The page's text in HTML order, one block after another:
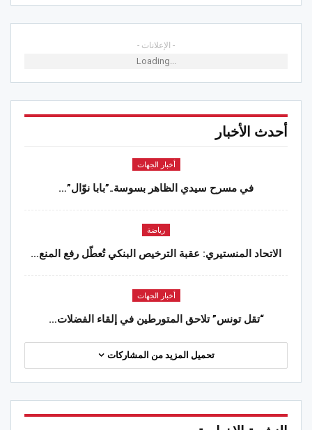
- الإعلانات -
Loading...
أحدث الأخبار
أخبار الجهات
في مسرح سيدي الظاهر بسوسة..”بابا نوّال”…
رياضة
الاتحاد المنستيري: عقبة الترخيص البنكي تُعطّل رفع المنع…
أخبار الجهات
“تقل تونس” تلاحق المتورطين في إلقاء الفضلات…
تحميل المزيد من المشاركات